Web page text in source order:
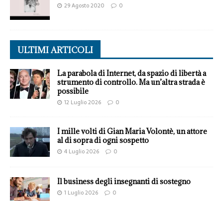
29 Agosto 2020 0
ULTIMI ARTICOLI
La parabola di Internet, da spazio di libertà a
strumento di controllo. Ma un’altra strada è
possibile
12 Luglio 2026 0
I mille volti di Gian Maria Volontè, un attore
al di sopra di ogni sospetto
4 Luglio 2026 0
Il business degli insegnanti di sostegno
1 Luglio 2026 0